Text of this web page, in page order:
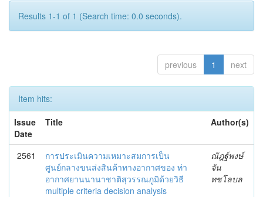
Results 1-1 of 1 (Search time: 0.0 seconds).
previous 1 next
Item hits:
Issue
Date
Title Author(s)
2561
การประเมินความเหมาะสมการเป็น
ศูนย์กลางขนส่งสินค้าทางอากาศของ ท่า
อากาศยานนานาชาติสุวรรณภูมิด้วยวิธี
multiple criteria decision analysis
ณัฎฐ์พงษ์
จัน
ทชโลบล